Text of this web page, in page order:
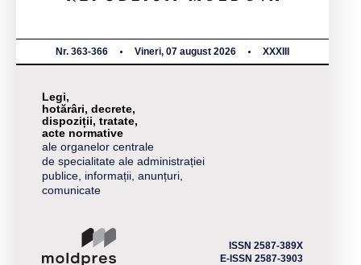
Nr. 363-366 Vineri, 07 august 2026 XXXIII
Legi,
hotărâri, decrete,
dispoziții, tratate,
acte normative
ale organelor centrale
de specialitate ale administrației
publice, informații, anunțuri,
comunicate
ISSN 2587-389X
E-ISSN 2587-3903